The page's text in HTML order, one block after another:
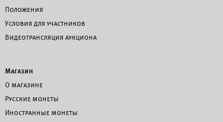
Положения
Условия для участников
Видеотрансляция аукциона
Магазин
О магазине
Русские монеты
Иностранные монеты